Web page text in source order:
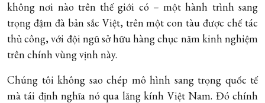
không nơi nào trên thế giới có – một hành trình sang
trọng đậm đà bản sắc Việt, trên một con tàu được chế tác
thủ công, với đội ngũ sở hữu hàng chục năm kinh nghiệm
trên chính vùng vịnh này.
Chúng tôi không sao chép mô hình sang trọng quốc tế
mà tái định nghĩa nó qua lăng kính Việt Nam. Đó chính